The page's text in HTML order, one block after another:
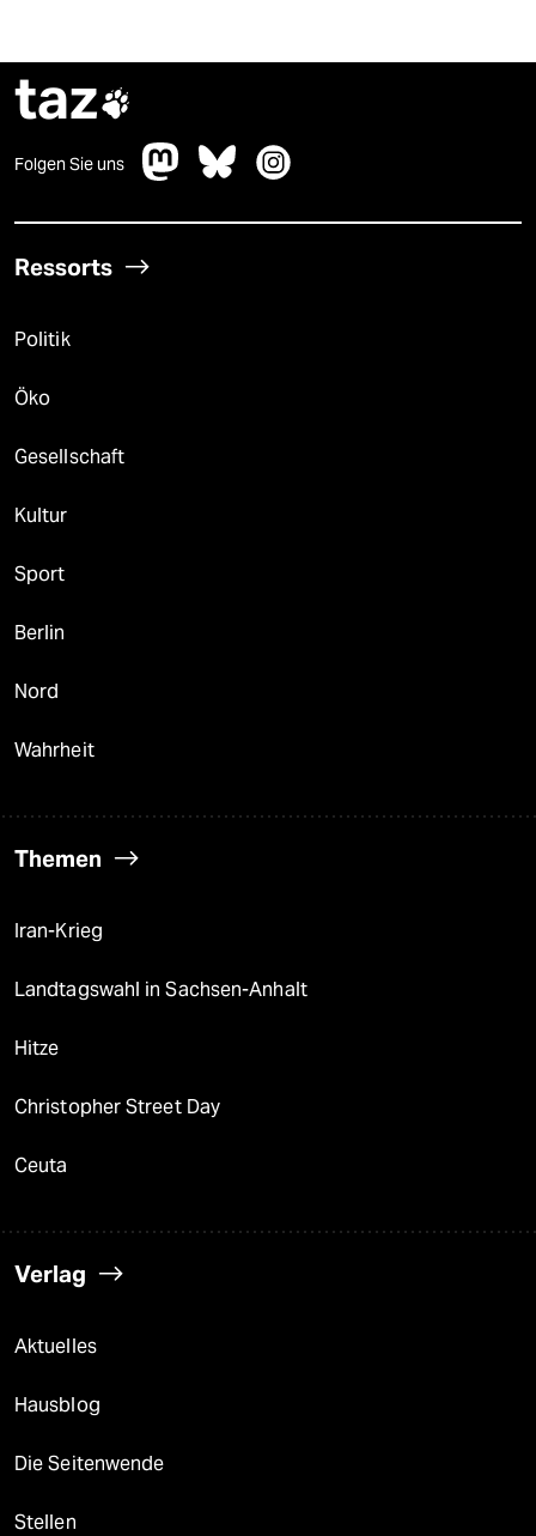
taz
Folgen Sie uns
Ressorts
Politik
Öko
Gesellschaft
Kultur
Sport
Berlin
Nord
Wahrheit
Themen
Iran-Krieg
Landtagswahl in Sachsen-Anhalt
Hitze
Christopher Street Day
Ceuta
Verlag
Aktuelles
Hausblog
Die Seitenwende
Stellen